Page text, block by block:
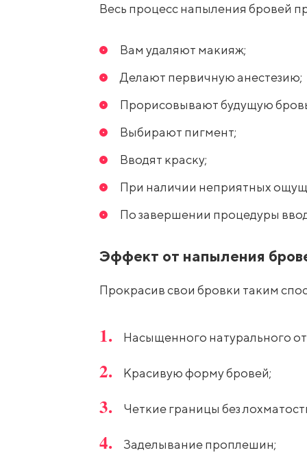
Весь процесс напыления бровей
Вам удаляют макияж;
Делают первичную анестезию;
Прорисовывают будущую
Выбирают пигмент;
Вводят краску;
При наличии неприятных
По завершении процедуры
Эффект от напыления
Прокрасив свои бровки таким
Насыщенного натурального
Красивую форму бровей;
Четкие границы без
Заделывание проплешин;